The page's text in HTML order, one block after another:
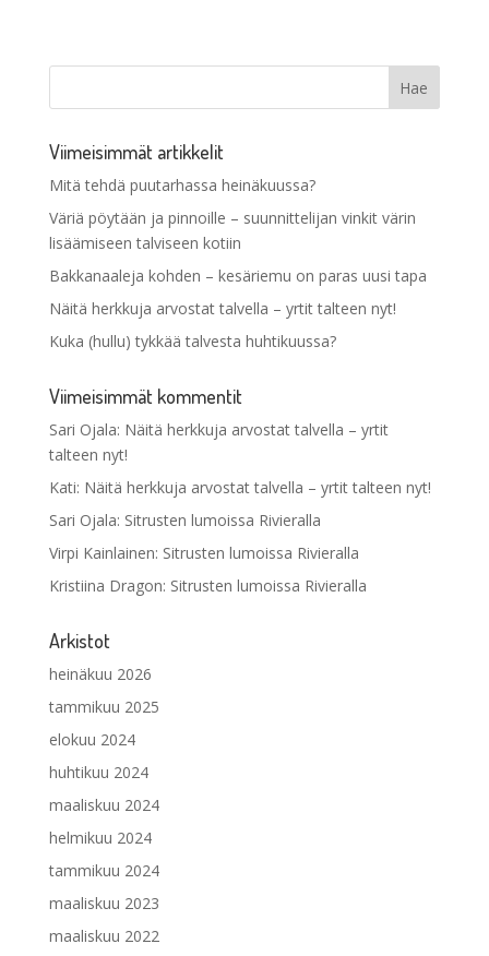
Viimeisimmät artikkelit
Mitä tehdä puutarhassa heinäkuussa?
Väriä pöytään ja pinnoille – suunnittelijan vinkit värin
lisäämiseen talviseen kotiin
Bakkanaaleja kohden – kesäriemu on paras uusi tapa
Näitä herkkuja arvostat talvella – yrtit talteen nyt!
Kuka (hullu) tykkää talvesta huhtikuussa?
Viimeisimmät kommentit
Sari Ojala: Näitä herkkuja arvostat talvella – yrtit
talteen nyt!
Kati: Näitä herkkuja arvostat talvella – yrtit talteen nyt!
Sari Ojala: Sitrusten lumoissa Rivieralla
Virpi Kainlainen: Sitrusten lumoissa Rivieralla
Kristiina Dragon: Sitrusten lumoissa Rivieralla
Arkistot
heinäkuu 2026
tammikuu 2025
elokuu 2024
huhtikuu 2024
maaliskuu 2024
helmikuu 2024
tammikuu 2024
maaliskuu 2023
maaliskuu 2022